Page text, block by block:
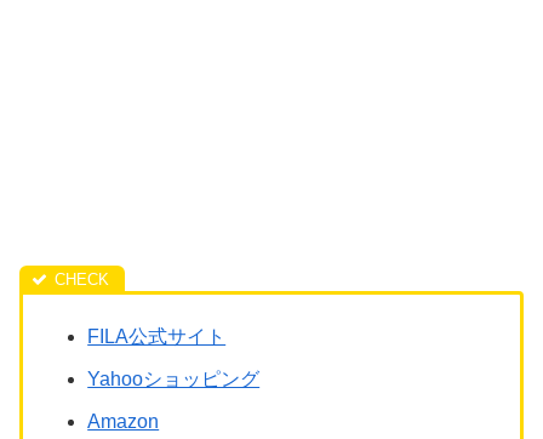
FILA公式サイト
Yahooショッピング
Amazon